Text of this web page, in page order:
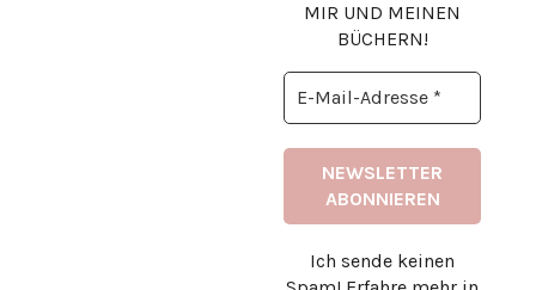
MIR UND MEINEN
BÜCHERN!
Ich sende keinen